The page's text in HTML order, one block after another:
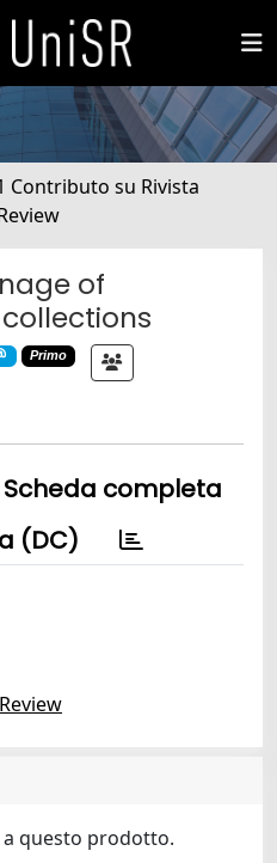
Contributo su Rivista
of
Primo
Scheda completa
(DC)
questo prodotto.